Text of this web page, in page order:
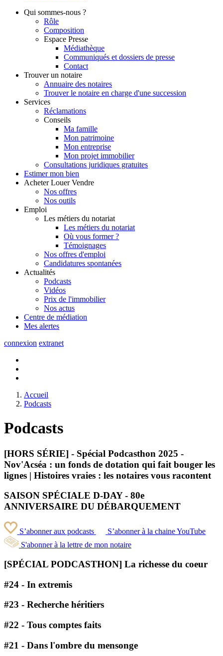
Qui sommes-nous ?
Rôle
Composition
Espace Presse
Médiathèque
Communiqués et dossiers de presse
Contact
Trouver un notaire
Annuaire des notaires
Trouver le notaire en charge d'une succession
Services
Réclamations
Conseils
Ma famille
Mon patrimoine
Mon entreprise
Mon projet immobilier
Consultations juridiques gratuites
Estimer mon bien
Acheter Louer Vendre
Nos offres
Nos outils
Emploi
Les métiers du notariat
Les métiers du notariat
Où vous former ?
Témoignages
Nos offres d'emploi
Candidatures spontanées
Actualités
Podcasts
Vidéos
Prix de l'immobilier
Nos actus
Centre de médiation
Mes alertes
connexion extranet
Accueil
Podcasts
Podcasts
[HORS SÉRIE] - Spécial Podcasthon 2025 -
Nov'Acséa : un fonds de dotation qui fait bouger les
lignes | Histoires vraies : les notaires vous racontent
SAISON SPÉCIALE D-DAY - 80e
ANNIVERSAIRE DU DÉBARQUEMENT
S’abonner aux podcasts
S’abonner à la chaine YouTube
S'abonner à la lettre de mon notaire
[SPÉCIAL PODCASTHON] La richesse du coeur
#24 - In extremis
#23 - Recherche héritiers
#22 - Tous comptes faits
#21 - Dans l'ombre du mensonge